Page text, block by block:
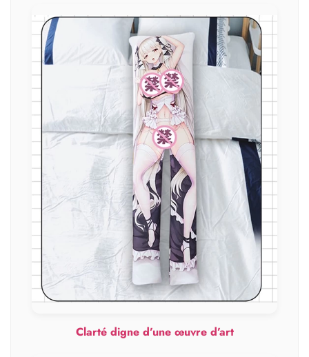
Clarté digne d’une œuvre d’art